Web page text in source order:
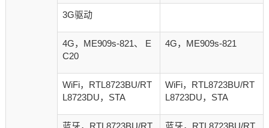
3G驱动
4G，ME909s-821、 E
C20
4G，ME909s-821
WiFi， RTL8723BU/RT
L8723DU，STA
WiFi， RTL8723BU/RT
L8723DU，STA